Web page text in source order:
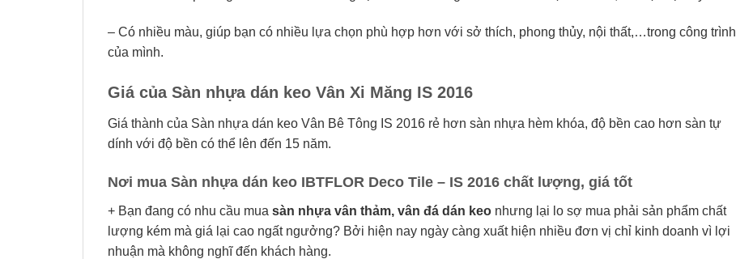
– Có nhiều màu, giúp bạn có nhiều lựa chọn phù hợp hơn với sở thích, phong thủy, nội thất,…trong công trình
của mình.
Giá của Sàn nhựa dán keo Vân Xi Măng IS 2016
Giá thành của Sàn nhựa dán keo Vân Bê Tông IS 2016 rẻ hơn sàn nhựa hèm khóa, độ bền cao hơn sàn tự
dính với độ bền có thể lên đến 15 năm.
Nơi mua Sàn nhựa dán keo IBTFLOR Deco Tile – IS 2016 chất lượng, giá tốt
+ Bạn đang có nhu cầu mua sàn nhựa vân thảm, vân đá dán keo nhưng lại lo sợ mua phải sản phẩm chất
lượng kém mà giá lại cao ngất ngưởng? Bởi hiện nay ngày càng xuất hiện nhiều đơn vị chỉ kinh doanh vì lợi
nhuận mà không nghĩ đến khách hàng.